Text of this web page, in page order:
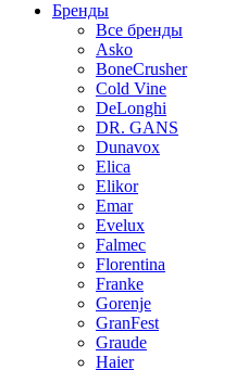
Бренды
Все бренды
Asko
BoneCrusher
Cold Vine
DeLonghi
DR. GANS
Dunavox
Elica
Elikor
Emar
Evelux
Falmec
Florentina
Franke
Gorenje
GranFest
Graude
Haier